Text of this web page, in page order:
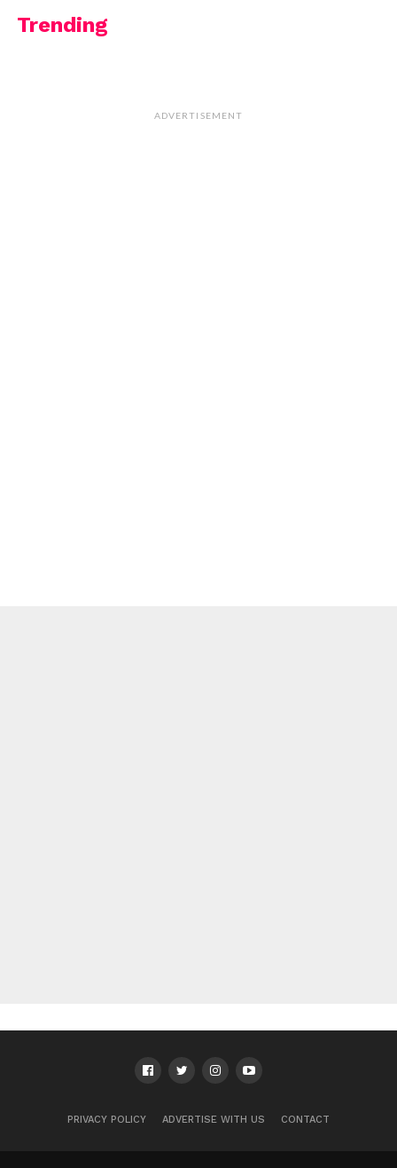
Trending
ADVERTISEMENT
PRIVACY POLICY ADVERTISE WITH US CONTACT